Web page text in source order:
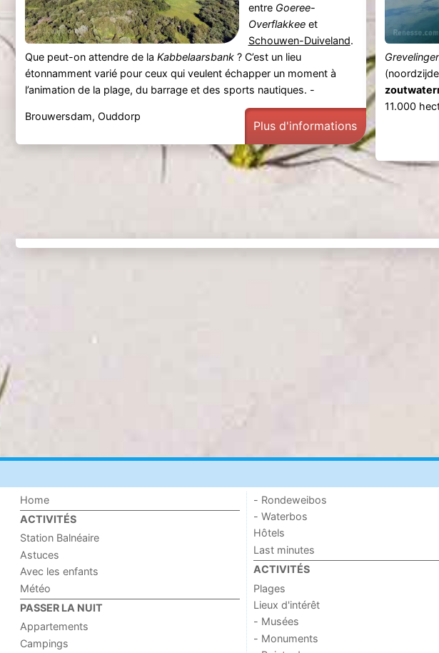
entre Goeree-
Overflakkeeet
Schouwen-Duiveland.
Que peut-on attendre de la Kabbelaarsbank? C’est un lieu
étonnamment varié pour ceux qui veulent échapper un moment à
l’animation de la plage, du barrage et des sports nautiques. -
Brouwersdam, Ouddorp
Plus d'informations
11.000
Home
ACTIVITÉS
Station Balnéaire
Astuces
Avec les enfants
Météo
PASSER LA NUIT
Appartements
Campings
- Rondeweibos
- Waterbos
Hôtels
Last minutes
ACTIVITÉS
Plages
Lieux d'intérêt
- Musées
- Monuments